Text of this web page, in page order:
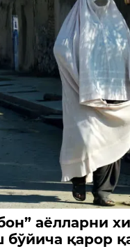
аёлларни
бўйича қарор